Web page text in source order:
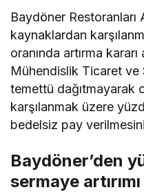
Baydöner Restoranları
kaynaklardan
oranında artırma
Mühendislik Ticaret ve
temettü dağıtmayarak
karşılanmak üzere
bedelsiz pay verilmesini
Baydöner’den
sermaye